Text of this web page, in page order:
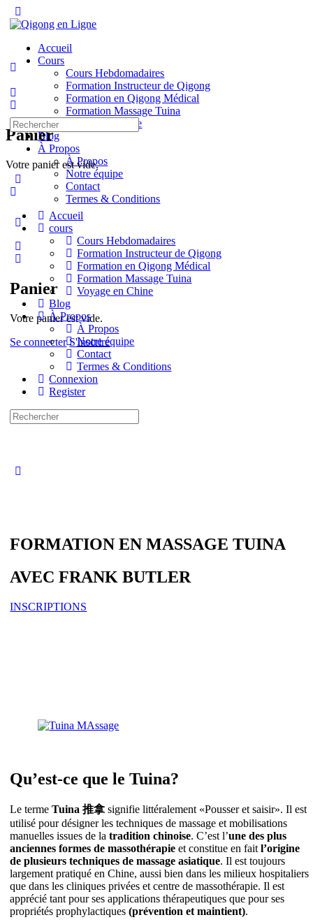
Side
Accueil
Cours
Cours Hebdomadaires
Formation Instructeur de Qigong
Formation en Qigong Médical
Formation Massage Tuina
Voyage en Chine
Blog
À Propos
À Propos
Notre équipe
Contact
Termes & Conditions
More
options
Panier
Votre panier est vide.
Se connecter S'inscrire
Panier
Votre panier est vide.
Recherche
pour:
Accueil
cours
Cours Hebdomadaires
Formation Instructeur de Qigong
Formation en Qigong Médical
Formation Massage Tuina
Voyage en Chine
Blog
À Propos
À Propos
Notre équipe
Contact
Termes & Conditions
Connexion
Register
Recherche
pour:
FORMATION EN MASSAGE TUINA
AVEC FRANK BUTLER
INSCRIPTIONS
Qu’est-ce que le Tuina?
Le termeTuina 推拿 signifie littéralement «Pousser et saisir». Il est
utilisé pour désigner les techniques de massage et mobilisations
manuelles issues de latradition chinoise. C’est l’une des plus
anciennes formes de massothérapie et constitue en faitl’origine
de plusieurs techniques de massage asiatique. Il est toujours
largement pratiqué en Chine, aussi bien dans les milieux hospitaliers
que dans les cliniques privées et centre de massothérapie. Il est
apprécié tant pour ses applications thérapeutiques que pour ses
propriétés prophylactiques(prévention et maintient).